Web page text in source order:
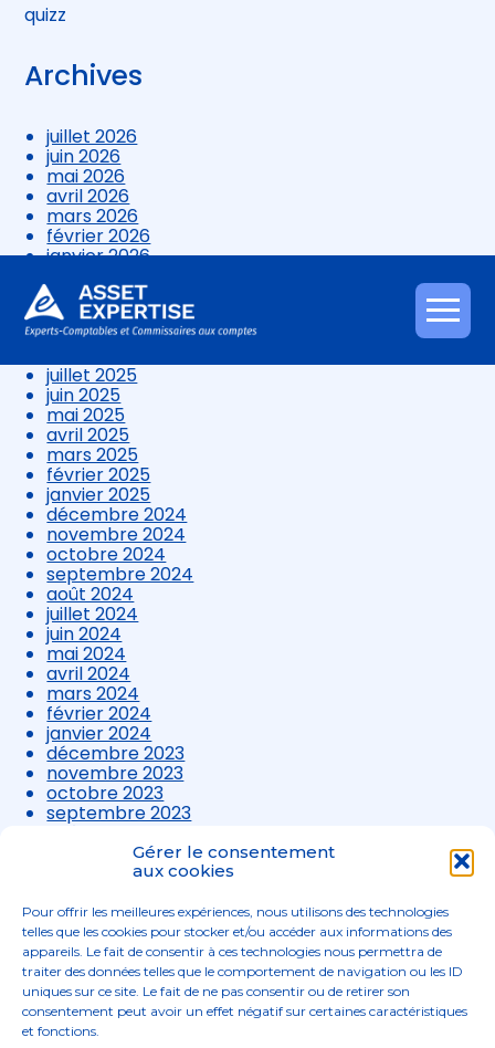
Gérer le consentement
aux cookies
Pour offrir les meilleures expériences, nous utilisons des technologies
telles que les cookies pour stocker et/ou accéder aux informations des
appareils. Le fait de consentir à ces technologies nous permettra de
traiter des données telles que le comportement de navigation ou les ID
uniques sur ce site. Le fait de ne pas consentir ou de retirer son
consentement peut avoir un effet négatif sur certaines caractéristiques
et fonctions.
Aller
au
quizz
Archives
juillet 2026
juin 2026
mai 2026
avril 2026
mars 2026
février 2026
janvier 2026
novembre 2025
octobre 2025
septembre 2025
juillet 2025
juin 2025
mai 2025
avril 2025
mars 2025
février 2025
janvier 2025
décembre 2024
novembre 2024
octobre 2024
septembre 2024
août 2024
juillet 2024
juin 2024
mai 2024
avril 2024
mars 2024
février 2024
janvier 2024
décembre 2023
novembre 2023
octobre 2023
septembre 2023
août 2023
juillet 2023
avril 2023
mars 2023